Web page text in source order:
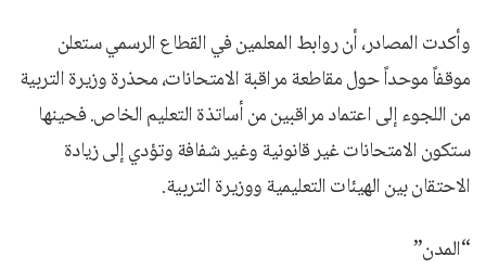
وأكدت المصادر، أن روابط المعلمين في القطاع الرسمي ستعلن
موقفاً موحداً حول مقاطعة مراقبة الامتحانات، محذرة وزيرة التربية
من اللجوء إلى اعتماد مراقبين من أساتذة التعليم الخاص. فحينها
ستكون الامتحانات غير قانونية وغير شفافة وتؤدي إلى زيادة
الاحتقان بين الهيئات التعليمية ووزيرة التربية.
“المدن”